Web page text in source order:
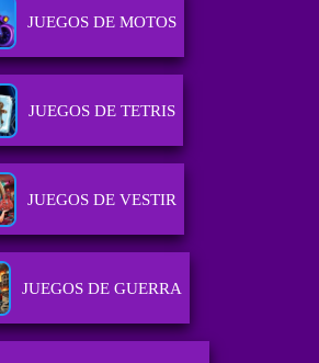
JUEGOS DE MOTOS
JUEGOS DE TETRIS
JUEGOS DE VESTIR
JUEGOS DE GUERRA